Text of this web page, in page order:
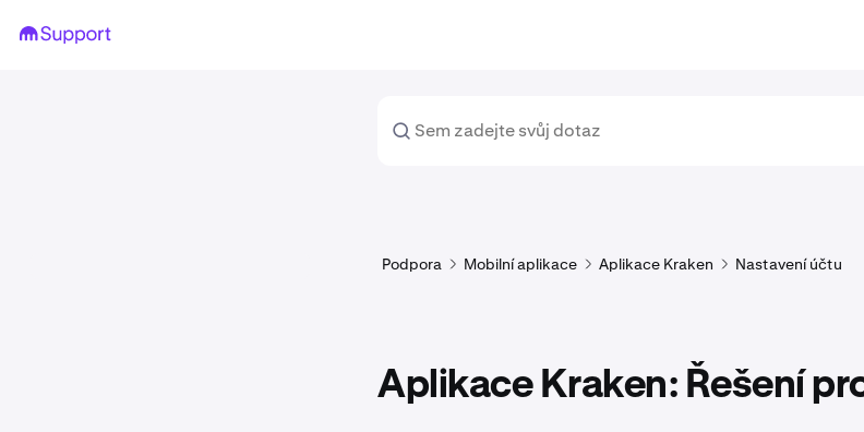
Podpora Mobilní aplikace Aplikace Kraken Nastavení účtu
Aplikace Kraken: Řešení